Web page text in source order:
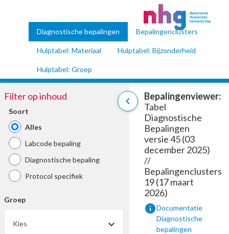
Diagnostische bepalingen Bepalingenclusters
Hulptabel: Materiaal Hulptabel: Bijzonderheid
Hulptabel: Groep
chevron_left
Filter op inhoud
Soort
Alles
Labcode bepaling
Diagnostische bepaling
Protocol specifiek
Groep
Kies
Bepalingenviewer:
Tabel
Diagnostische
Bepalingen
versie 45 (03
december 2025)
//
Bepalingenclusters
19 (17 maart
2026)
infoDocumentatie
Diagnostische
bepalingen